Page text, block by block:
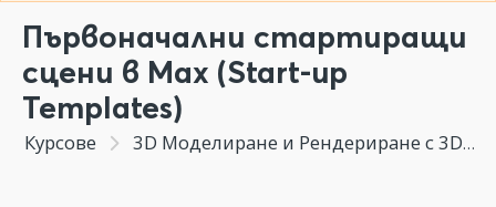
Първоначални стартиращи
сцени в Мах (Start-up
Templates)
Курсове 3D Моделиране и Рендериране с 3DS MAX